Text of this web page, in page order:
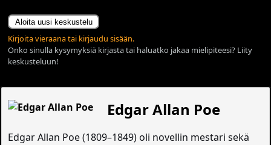
Aloita uusi keskustelu
Kirjoita vieraana tai kirjaudu sisään.
Onko sinulla kysymyksiä kirjasta tai haluatko jakaa mielipiteesi? Liity
keskusteluun!
Edgar Allan Poe
Edgar Allan Poe (1809–1849) oli novellin mestari sekä